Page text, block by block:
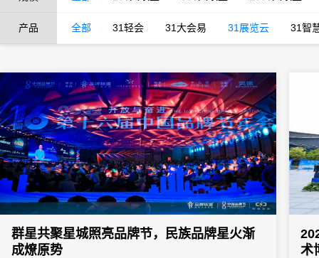
产品 全部 31轻会 31大会易 31展览云 31智
群星共聚星城照亮品牌节，民族品牌星火渐
成燎原势
术